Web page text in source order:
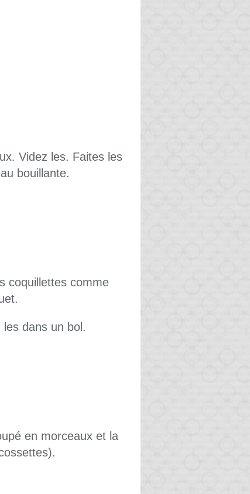
Videz les. Faites les
bouillante.
coquillettes comme
dans un bol.
en morceaux et la